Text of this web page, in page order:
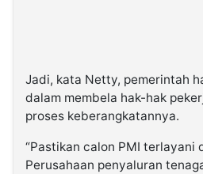
Jadi, kata Netty, pemerintah
dalam membela hak-hak
proses keberangkatannya.
“Pastikan calon PMI terlayani
Perusahaan penyaluran